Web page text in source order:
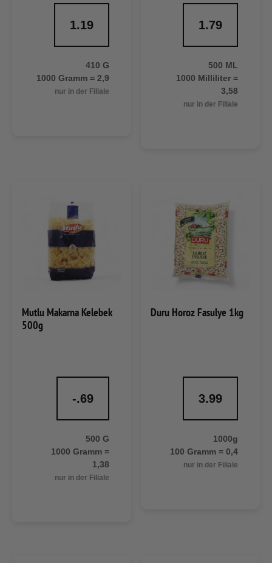
1.19
410 G
1000 Gramm = 2,9
nur in der Filiale
1.79
500 ML
1000 Milliliter =
3,58
nur in der Filiale
Mutlu Makarna Kelebek
500g
-.69
500 G
1000 Gramm =
1,38
nur in der Filiale
Duru Horoz Fasulye 1kg
3.99
1000g
100 Gramm = 0,4
nur in der Filiale